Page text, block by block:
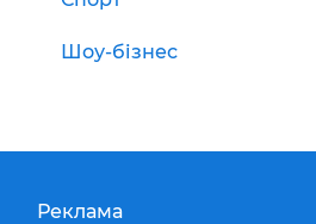
Шоу-бізнес
Реклама